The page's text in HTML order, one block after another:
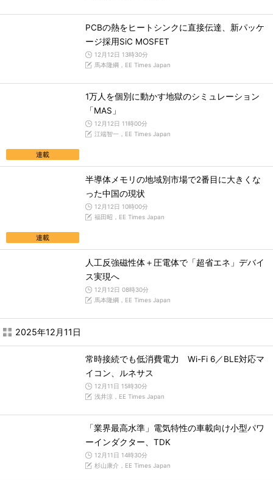
PCBの熱をヒートシンクに直接伝達、新パッケ
ージ採用SiC MOSFET
12月12日 13時30分
馬本隆綱，EE Times Japan
連載
1万人を個別に動かす地獄のシミュレーション
「MAS」
12月12日 11時00分
江端智一，EE Times Japan
連載
半導体メモリの地域別市場で2番目に大きくな
った中国の現状
12月12日 10時00分
福田昭，EE Times Japan
人工反強磁性体＋圧電体で「超省エネ」デバイ
ス実現へ
12月12日 08時30分
馬本隆綱，EE Times Japan
2025年12月11日
常時接続でも低消費電力 Wi-Fi 6／BLE対応マ
イコン、ルネサス
12月11日 15時30分
浅井涼，EE Times Japan
「業界最高水準」電気特性の車載向け小型パワ
ーインダクター、TDK
12月11日 14時30分
杉山康介，EE Times Japan